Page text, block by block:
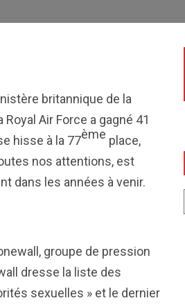
britannique de la
Air Force a gagné 41
hisse à la 77ème place,
nos attentions, est
dans les années à venir.
groupe de pression
dresse la liste des
sexuelles » et le dernier